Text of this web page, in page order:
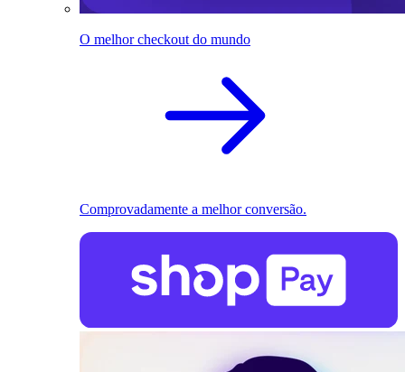
O melhor checkout do mundo
Comprovadamente a melhor conversão.